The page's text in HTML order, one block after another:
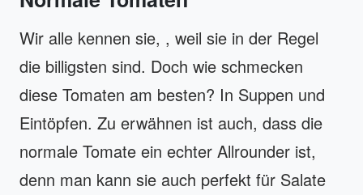
Wir alle kennen sie, , weil sie in der Regel
die billigsten sind. Doch wie schmecken
diese Tomaten am besten? In Suppen und
Eintöpfen. Zu erwähnen ist auch, dass die
normale Tomate ein echter Allrounder ist,
denn man kann sie auch perfekt für Salate